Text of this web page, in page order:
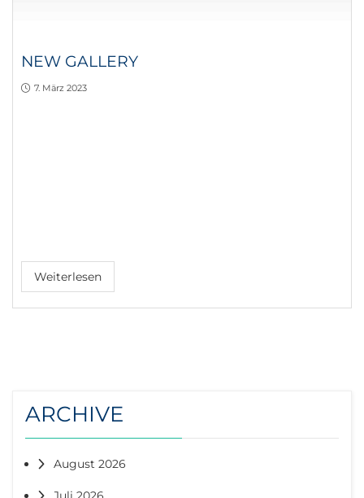
NEW GALLERY
7. März 2023
Weiterlesen
ARCHIVE
August 2026